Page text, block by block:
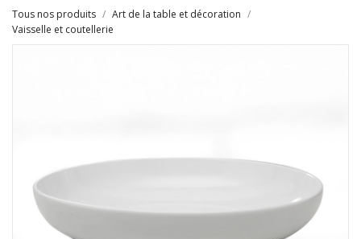
Tous nos produits / Art de la table et décoration /
Vaisselle et coutellerie